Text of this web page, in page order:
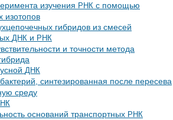
изучения РНК с помощью
изотопов
гибридов из смесей
ДНК и РНК
и точности метода
ДНК
бактерий, синтезированная после пересева
среду
оснований транспортных РНК